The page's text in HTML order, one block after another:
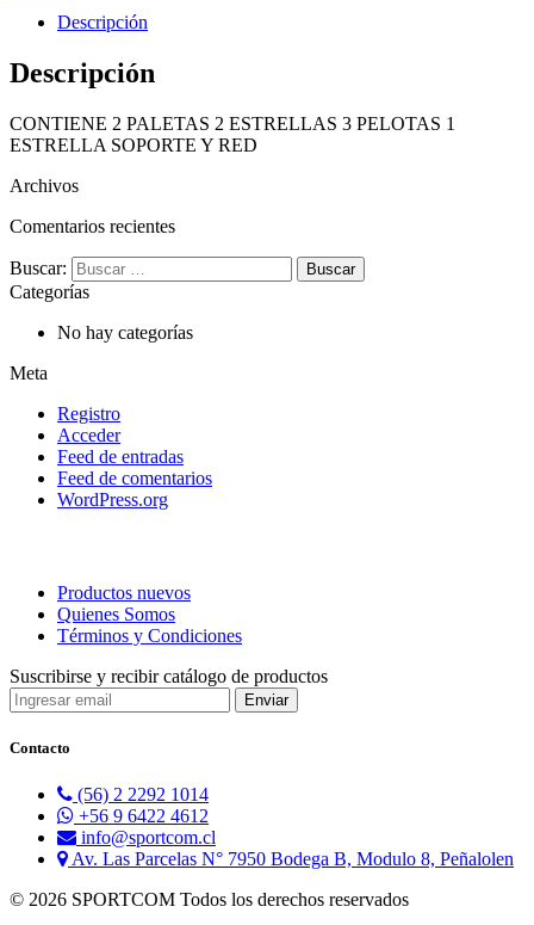
Descripción
Descripción
CONTIENE 2 PALETAS 2 ESTRELLAS 3 PELOTAS 1
ESTRELLA SOPORTE Y RED
Archivos
Comentarios recientes
Buscar:
Categorías
No hay categorías
Meta
Registro
Acceder
Feed de entradas
Feed de comentarios
WordPress.org
Productos nuevos
Quienes Somos
Términos y Condiciones
Suscribirse y recibir catálogo de productos
Contacto
(56) 2 2292 1014
+56 9 6422 4612
info@sportcom.cl
Av. Las Parcelas N° 7950 Bodega B, Modulo 8, Peñalolen
© 2026 SPORTCOM Todos los derechos reservados